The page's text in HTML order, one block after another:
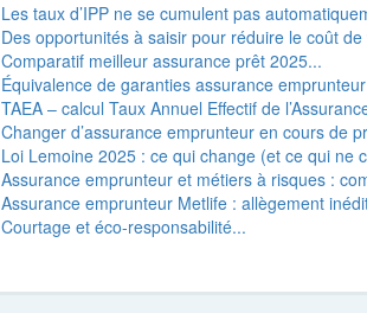
Les taux d’IPP ne se cumulent pas
Des opportunités à saisir pour réduire le coût
Comparatif meilleur assurance prêt 2025...
Équivalence de garanties assurance
TAEA – calcul Taux Annuel Effectif de
Changer d’assurance emprunteur en cours de
Loi Lemoine 2025 : ce qui change (et ce qui ne
Assurance emprunteur et métiers à risques :
Assurance emprunteur Metlife : allègement
Courtage et éco-responsabilité...